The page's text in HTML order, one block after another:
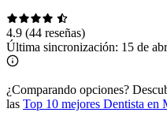
4.9 (44 reseñas)
Última sincronización: 15 de
¿Comparando opciones?
las Top 10 mejores Dentista en